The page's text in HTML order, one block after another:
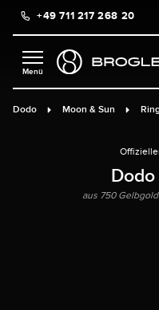
springen
+49 711 217 268 20
Dodo Moon & Sun
aus 750